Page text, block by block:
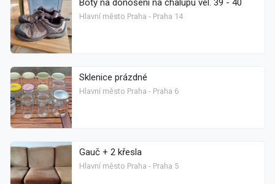
Boty na donošení na chalupu vel. 39 - 40
Hlavní město Praha - Praha 14
Sklenice prázdné
Hlavní město Praha - Praha 6
Gauč + 2 křesla
Hlavní město Praha - Praha 5